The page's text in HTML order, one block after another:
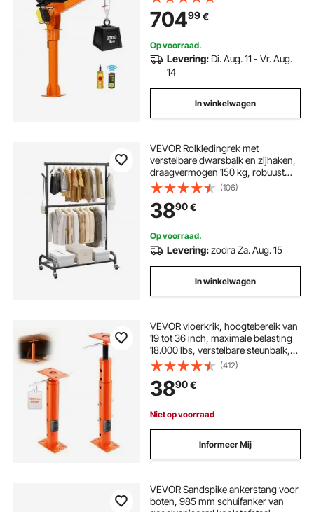
telescopische giek, 360° zwenkring
en afstandsbediening, stalen
hijsapparatuur voor de bouw- en
bosbouwsector.
70499€
Op voorraad.
Levering: Di. Aug. 11 - Vr. Aug.
14
In winkelwagen
VEVOR Rolkledingrek met
verstelbare dwarsbalk en zijhaken,
draagvermogen 150 kg, robuust
kledingrek van koolstofstaal voor
slaapkamer, wasruimte,
woonkamer
(106)
3890€
Op voorraad.
Levering:zodra Za. Aug. 15
In winkelwagen
VEVOR vloerkrik, hoogtebereik van
19 tot 36 inch, maximale belasting
18.000 lbs, verstelbare steunbalk,
kelderkrikpaalstang voor
nivellering, stalen
hefondersteuning, telescopische
krikpaal voor tijdelijke
ondersteuning
(412)
3890€
Niet op voorraad
Informeer Mij
VEVOR Sandspike ankerstang voor
boten, 985 mm schuifanker van